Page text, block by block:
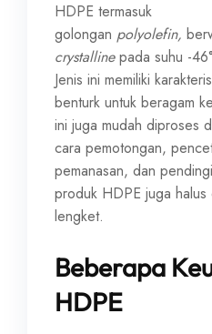
HDPE termasuk
golongan polyolefin,
crystallinepada suhu -
Jenis ini memiliki
benturk untuk beragam
ini juga mudah diproses
cara pemotongan,
pemanasan, dan
produk HDPE juga
lengket.
Beberapa
HDPE